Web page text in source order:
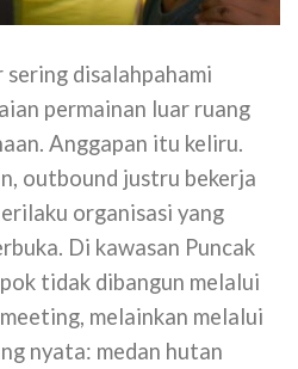
disalahpahami
permainan luar ruang
Anggapan itu keliru.
outbound justru bekerja
organisasi yang
Di kawasan Puncak
tidak dibangun melalui
melainkan melalui
nyata: medan hutan